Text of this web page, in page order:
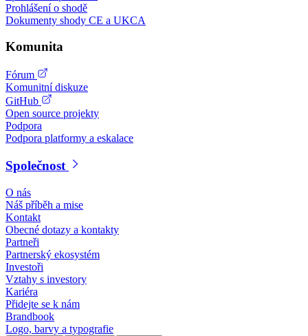
Prohlášení o shodě
Dokumenty shody CE a UKCA
Komunita
Fórum
Komunitní diskuze
GitHub
Open source projekty
Podpora
Podpora platformy a eskalace
Společnost
O nás
Náš příběh a mise
Kontakt
Obecné dotazy a kontakty
Partneři
Partnerský ekosystém
Investoři
Vztahy s investory
Kariéra
Přidejte se k nám
Brandbook
Logo, barvy a typografie